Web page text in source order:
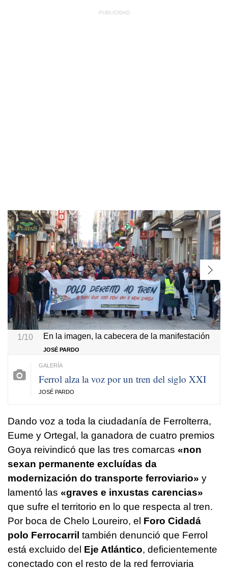
1/10 En la imagen, la cabecera de la manifestación
JOSÉ PARDO
Ferrol alza la voz por un tren del siglo XXI
JOSÉ PARDO
Dando voz a toda la ciudadanía de Ferrolterra,
Eume y Ortegal, la ganadora de cuatro premios
Goya reivindicó que las tres comarcas «non
sexan permanente excluídas da
modernización do transporte ferroviario» y
lamentó las «graves e inxustas carencias»
que sufre el territorio en lo que respecta al tren.
Por boca de Chelo Loureiro, el Foro Cidadá
polo Ferrocarril también denunció que Ferrol
está excluido del Eje Atlántico, deficientemente
conectado con el resto de la red ferroviaria